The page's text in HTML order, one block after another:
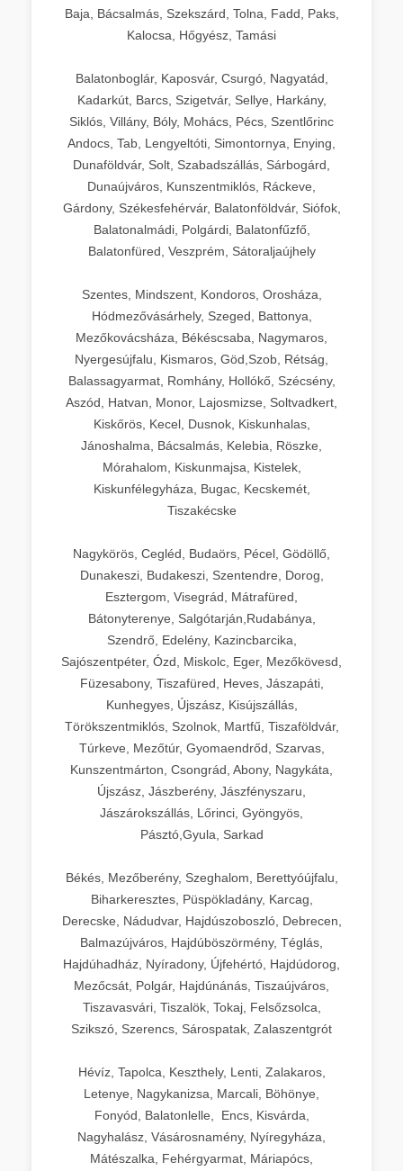
Baja, Bácsalmás, Szekszárd, Tolna, Fadd, Paks,
Kalocsa, Hőgyész, Tamási
Balatonboglár, Kaposvár, Csurgó, Nagyatád,
Kadarkút, Barcs, Szigetvár, Sellye, Harkány,
Siklós, Villány, Bóly, Mohács, Pécs, Szentlőrinc
Andocs, Tab, Lengyeltóti, Simontornya, Enying,
Dunaföldvár, Solt, Szabadszállás, Sárbogárd,
Dunaújváros, Kunszentmiklós, Ráckeve,
Gárdony, Székesfehérvár, Balatonföldvár, Siófok,
Balatonalmádi, Polgárdi, Balatonfűzfő,
Balatonfüred, Veszprém, Sátoraljaújhely
Szentes, Mindszent, Kondoros, Orosháza,
Hódmezővásárhely, Szeged, Battonya,
Mezőkovácsháza, Békéscsaba, Nagymaros,
Nyergesújfalu, Kismaros, Göd,Szob, Rétság,
Balassagyarmat, Romhány, Hollókő, Szécsény,
Aszód, Hatvan, Monor, Lajosmizse, Soltvadkert,
Kiskőrös, Kecel, Dusnok, Kiskunhalas,
Jánoshalma, Bácsalmás, Kelebia, Röszke,
Mórahalom, Kiskunmajsa, Kistelek,
Kiskunfélegyháza, Bugac, Kecskemét,
Tiszakécske
Nagykörös, Cegléd, Budaörs, Pécel, Gödöllő,
Dunakeszi, Budakeszi, Szentendre, Dorog,
Esztergom, Visegrád, Mátrafüred,
Bátonyterenye, Salgótarján,Rudabánya,
Szendrő, Edelény, Kazincbarcika,
Sajószentpéter, Ózd, Miskolc, Eger, Mezőkövesd,
Füzesabony, Tiszafüred, Heves, Jászapáti,
Kunhegyes, Újszász, Kisújszállás,
Törökszentmiklós, Szolnok, Martfű, Tiszaföldvár,
Túrkeve, Mezőtúr, Gyomaendrőd, Szarvas,
Kunszentmárton, Csongrád, Abony, Nagykáta,
Újszász, Jászberény, Jászfényszaru,
Jászárokszállás, Lőrinci, Gyöngyös,
Pásztó,Gyula, Sarkad
Békés, Mezőberény, Szeghalom, Berettyóújfalu,
Biharkeresztes, Püspökladány, Karcag,
Derecske, Nádudvar, Hajdúszoboszló, Debrecen,
Balmazújváros, Hajdúböszörmény, Téglás,
Hajdúhadház, Nyíradony, Újfehértó, Hajdúdorog,
Mezőcsát, Polgár, Hajdúnánás, Tiszaújváros,
Tiszavasvári, Tiszalök, Tokaj, Felsőzsolca,
Szikszó, Szerencs, Sárospatak, Zalaszentgrót
Hévíz, Tapolca, Keszthely, Lenti, Zalakaros,
Letenye, Nagykanizsa, Marcali, Böhönye,
Fonyód, Balatonlelle, Encs, Kisvárda,
Nagyhalász, Vásárosnamény, Nyíregyháza,
Mátészalka, Fehérgyarmat, Máriapócs,